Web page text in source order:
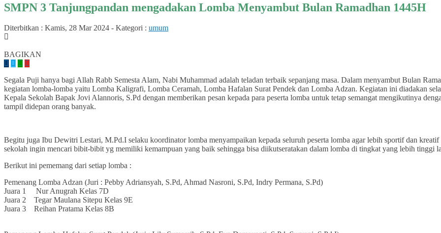
SMPN 3 Tanjungpandan mengadakan Lomba Menyambut Bulan Ramadhan 1445H
Diterbitkan : Kamis, 28 Mar 2024 - Kategori : umum
BAGIKAN
Segala Puji hanya bagi Allah Rabb Semesta Alam, Nabi Muhammad adalah teladan terbaik sepanjang masa. Dalam menyambut Bulan
kegiatan lomba-lomba yaitu Lomba Kaligrafi, Lomba Ceramah, Lomba Hafalan Surat Pendek dan Lomba Adzan. Kegiatan ini diadakan
Kepala Sekolah Bapak Jovi Alannoris, S.Pd dengan memberikan pesan kepada para peserta lomba untuk tetap semangat mengikutinya
tampil didepan orang banyak.
Begitu juga Ibu Dewitri Lestari, M.Pd.I selaku koordinator lomba menyampaikan kepada seluruh peserta lomba agar lebih sportif dan
sekolah ingin mencari bibit-bibit yg memiliki kemampuan yang baik sehingga bisa diikutseratakan dalam lomba di tingkat yang lebih tinggi
Berikut ini pememang dari setiap lomba :
Pemenang Lomba Adzan (Juri : Pebby Adriansyah, S.Pd, Ahmad Nasroni, S.Pd, Indry Permana, S.Pd)
Juara 1 Nur Anugrah Kelas 7D
Juara 2 Tegar Maulana Sitepu Kelas 9E
Juara 3 Reihan Pratama Kelas 8B